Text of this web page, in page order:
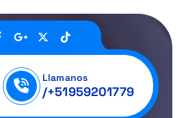
Llamanos
/+51959201779